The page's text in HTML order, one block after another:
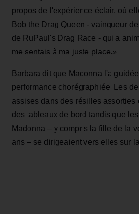
propos de l'expérience éclair, où
Bob the Drag Queen - vainqueur
de RuPaul's Drag Race - qui a
me sentais à ma juste place.»
Barbara dit que Madonna l'a
performance chorégraphiée. Les
assises dans des résilles assorties
des tableaux de bord tandis que
Madonna – y compris la fille de la
ans – se dirigeaient vers elles sur